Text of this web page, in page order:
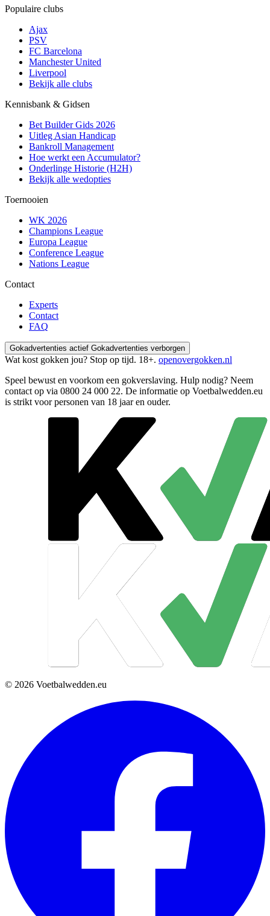
Populaire clubs
Ajax
PSV
FC Barcelona
Manchester United
Liverpool
Bekijk alle clubs
Kennisbank & Gidsen
Bet Builder Gids 2026
Uitleg Asian Handicap
Bankroll Management
Hoe werkt een Accumulator?
Onderlinge Historie (H2H)
Bekijk alle wedopties
Toernooien
WK 2026
Champions League
Europa League
Conference League
Nations League
Contact
Experts
Contact
FAQ
Gokadvertenties actief Gokadvertenties verborgen
Wat kost gokken jou? Stop op tijd. 18+. openovergokken.nl
Speel bewust en voorkom een gokverslaving. Hulp nodig? Neem
contact op via 0800 24 000 22. De informatie op Voetbalwedden.eu
is strikt voor personen van 18 jaar en ouder.
© 2026 Voetbalwedden.eu